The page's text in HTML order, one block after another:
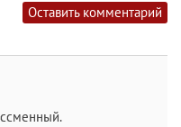
Оставить комментарий